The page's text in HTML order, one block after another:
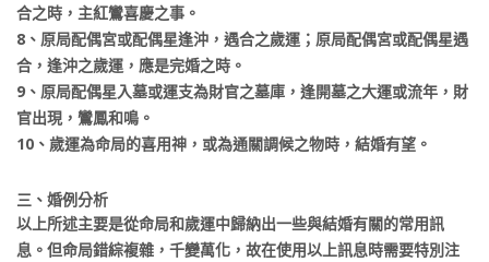
合之時，主紅鸞喜慶之事。
8、原局配偶宮或配偶星逢沖，遇合之歲運；原局配偶宮或配偶星遇
合，逢沖之歲運，應是完婚之時。
9、原局配偶星入墓或運支為財官之墓庫，逢開墓之大運或流年，財
官出現，鸞鳳和鳴。
10、歲運為命局的喜用神，或為通關調候之物時，結婚有望。
三、婚例分析
以上所述主要是從命局和歲運中歸納出一些與結婚有關的常用訊
息。但命局錯綜複雜，千變萬化，故在使用以上訊息時需要特別注